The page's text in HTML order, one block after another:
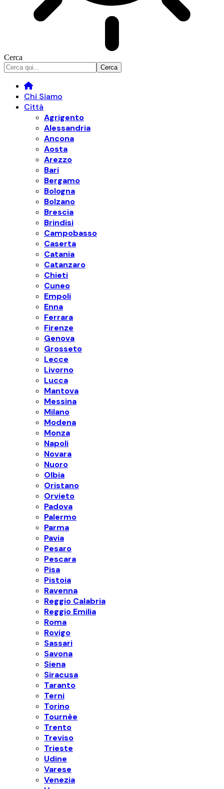
Cerca
Chi Siamo
Città
Agrigento
Alessandria
Ancona
Aosta
Arezzo
Bari
Bergamo
Bologna
Bolzano
Brescia
Brindisi
Campobasso
Caserta
Catania
Catanzaro
Chieti
Cuneo
Empoli
Enna
Ferrara
Firenze
Genova
Grosseto
Lecce
Livorno
Lucca
Mantova
Messina
Milano
Modena
Monza
Napoli
Novara
Nuoro
Olbia
Oristano
Orvieto
Padova
Palermo
Parma
Pavia
Pesaro
Pescara
Pisa
Pistoia
Ravenna
Reggio Calabria
Reggio Emilia
Roma
Rovigo
Sassari
Savona
Siena
Siracusa
Taranto
Terni
Torino
Tournèe
Trento
Treviso
Trieste
Udine
Varese
Venezia